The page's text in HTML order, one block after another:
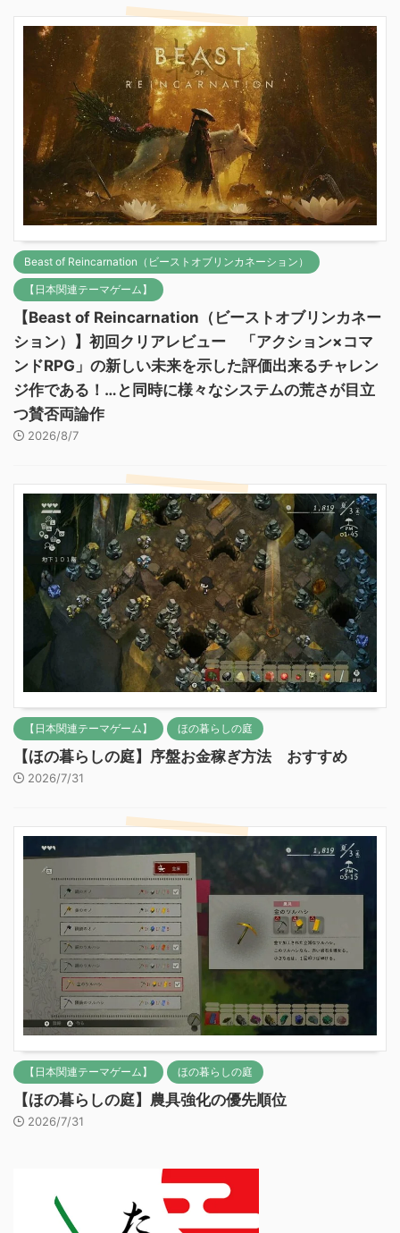
Beast of Reincarnation（ビーストオブリンカネーション）
【日本関連テーマゲーム】
【Beast of Reincarnation（ビーストオブリンカネー
ション）】初回クリアレビュー 「アクション×コマ
ンドRPG」の新しい未来を示した評価出来るチャレン
ジ作である！…と同時に様々なシステムの荒さが目立
つ賛否両論作
2026/8/7
【日本関連テーマゲーム】 ほの暮らしの庭
【ほの暮らしの庭】序盤お金稼ぎ方法 おすすめ
2026/7/31
【日本関連テーマゲーム】 ほの暮らしの庭
【ほの暮らしの庭】農具強化の優先順位
2026/7/31